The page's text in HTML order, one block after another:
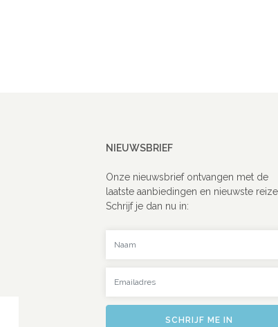
NIEUWSBRIEF
Onze nieuwsbrief ontvangen met de
laatste aanbiedingen en nieuwste
Schrijf je dan nu in:
SCHRIJF ME IN